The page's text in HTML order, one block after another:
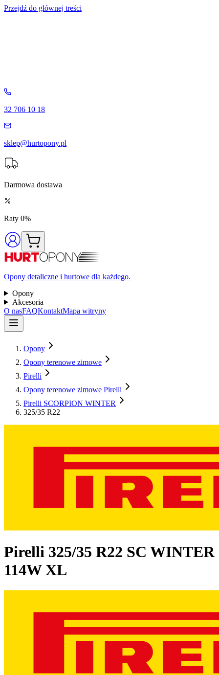
Przejdź do głównej treści
32 706 10 18
sklep@hurtopony.pl
Darmowa dostawa
Raty 0%
Opony detaliczne i hurtowe dla każdego.
Opony
Akcesoria
O nasFAQKontaktMapa witryny
Opony
Opony terenowe zimowe
Pirelli
Opony terenowe zimowe Pirelli
Pirelli SCORPION WINTER
325/35 R22
Pirelli 325/35 R22 SC WINTER
114W XL